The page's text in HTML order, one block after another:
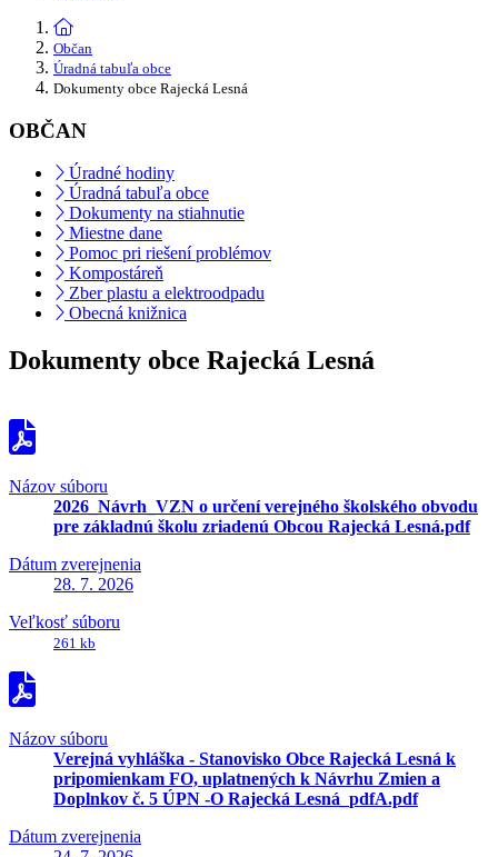
Občan
Úradná tabuľa obce
Dokumenty obce Rajecká Lesná
OBČAN
Úradné hodiny
Úradná tabuľa obce
Dokumenty na stiahnutie
Miestne dane
Pomoc pri riešení problémov
Kompostáreň
Zber plastu a elektroodpadu
Obecná knižnica
Dokumenty obce Rajecká Lesná
Názov súboru
2026_Návrh_VZN o určení verejného školského obvodu
pre základnú školu zriadenú Obcou Rajecká Lesná.pdf
Dátum zverejnenia
28. 7. 2026
Veľkosť súboru
261 kb
Názov súboru
Verejná vyhláška - Stanovisko Obce Rajecká Lesná k
pripomienkam FO, uplatnených k Návrhu Zmien a
Doplnkov č. 5 ÚPN -O Rajecká Lesná_pdfA.pdf
Dátum zverejnenia